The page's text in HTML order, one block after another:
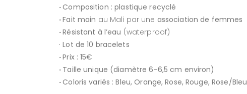
·Composition : plastique recyclé
·Fait main au Mali par une association de femmes
·Résistant à l’eau (waterproof)
·Lot de 10 bracelets
·Prix : 15€
· Taille unique (diamètre 6-6,5 cm environ)
·Coloris variés : Bleu, Orange, Rose, Rouge, Rose/Bleu